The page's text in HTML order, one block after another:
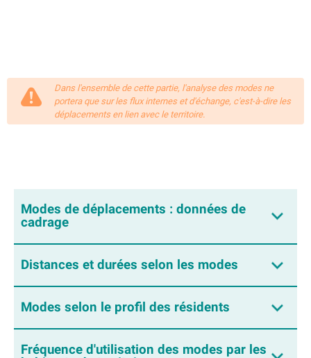
Dans l'ensemble de cette partie, l'analyse des modes ne
portera que sur les flux internes et d'échange, c'est-à-dire les
déplacements en lien avec le territoire.
Modes de déplacements : données de
cadrage
Distances et durées selon les modes
Modes selon le profil des résidents
Fréquence d'utilisation des modes par les